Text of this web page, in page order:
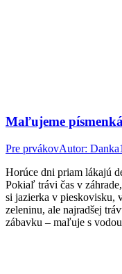
Maľujeme písmenká
Pre prvákovAutor: Danka
Horúce dni priam lákajú
Pokiaľ trávi čas v
si jazierka v pieskovisku,
zeleninu, ale najradšej
zábavku – maľuje s